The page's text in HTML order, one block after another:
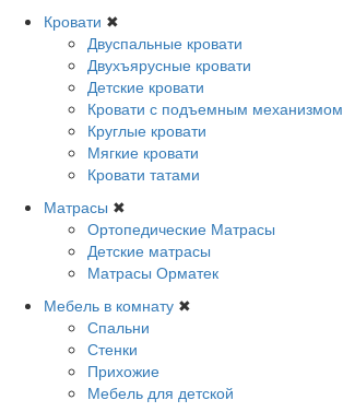
Кровати ✖
Двуспальные кровати
Двухъярусные кровати
Детские кровати
Кровати с подъемным механизмом
Круглые кровати
Мягкие кровати
Кровати татами
Матрасы ✖
Ортопедические Матрасы
Детские матрасы
Матрасы Орматек
Мебель в комнату ✖
Спальни
Стенки
Прихожие
Мебель для детской